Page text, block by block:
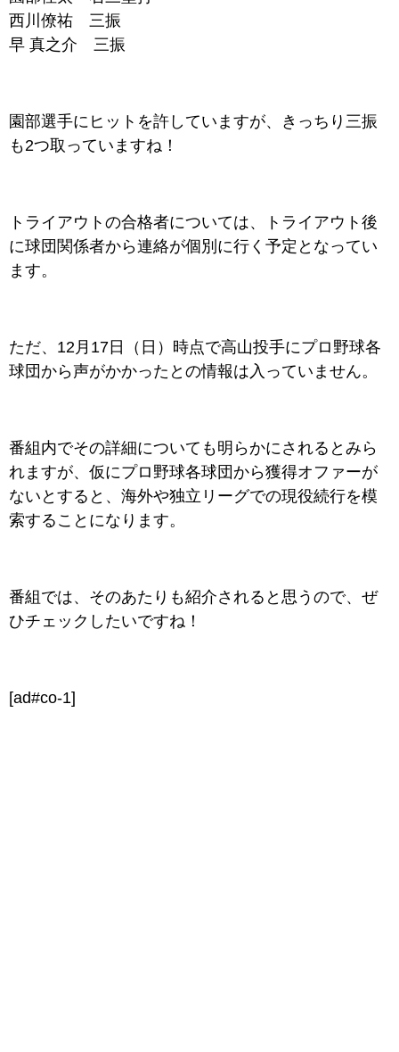
西川僚祐 三振
早 真之介 三振
園部選手にヒットを許していますが、きっちり三振
も2つ取っていますね！
トライアウトの合格者については、トライアウト後
に球団関係者から連絡が個別に行く予定となってい
ます。
ただ、12月17日（日）時点で高山投手にプロ野球各
球団から声がかかったとの情報は入っていません。
番組内でその詳細についても明らかにされるとみら
れますが、仮にプロ野球各球団から獲得オファーが
ないとすると、海外や独立リーグでの現役続行を模
索することになります。
番組では、そのあたりも紹介されると思うので、ぜ
ひチェックしたいですね！
[ad#co-1]